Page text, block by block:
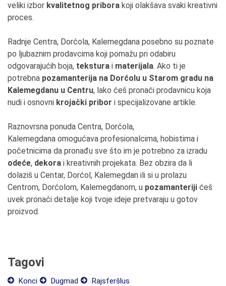
veliki izbor kvalitetnog pribora koji olakšava svaki kreativni
proces.
Radnje Centra, Dorćola, Kalemegdana posebno su poznate
po ljubaznim prodavcima koji pomažu pri odabiru
odgovarajućih boja, tekstura i materijala. Ako ti je
potrebna pozamanterija na Dorćolu u Starom gradu na
Kalemegdanu u Centru, lako ćeš pronaći prodavnicu koja
nudi i osnovni krojački pribor i specijalizovane artikle.
Raznovrsna ponuda Centra, Dorćola,
Kalemegdana omogućava profesionalcima, hobistima i
početnicima da pronađu sve što im je potrebno za izradu
odeće, dekora i kreativnih projekata. Bez obzira da li
dolaziš u Centar, Dorćol, Kalemegdan ili si u prolazu
Centrom, Dorćolom, Kalemegdanom, u pozamanteriji ćeš
uvek pronaći detalje koji tvoje ideje pretvaraju u gotov
proizvod.
Tagovi
Konci Dugmad Rajsferšlus